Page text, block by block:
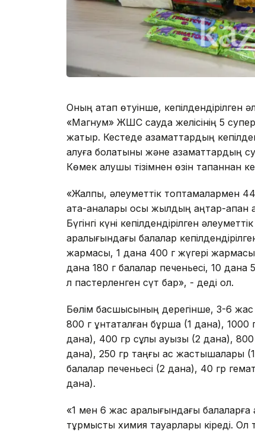
Оның атап өтуінше, кепілдендірілген
«Магнум» ЖШС сауда желісінің 5
жатыр. Кестеде азаматтардың
алуға болатыны және азаматтардың
Көмек алушы тізімнен өзін тапқаннан
«Жалпы, әлеуметтік топтамалармен
ата-аналары осы жылдың қаңтар-ақпан
Бүгінгі күні кепілдендірілген
аралығындағы балалар
жармасы, 1 дана 400 г жүгері жармасы,
дана 180 г балалар печеньесі, 10 дана
л пастерленген сүт бар», - деді ол.
Бөлім басшысының дерегінше, 3-6 жас
800 г ұнтақталған бұршақ (1 дана),
дана), 400 гр сұлы қауызы (2 дана),
дана), 250 гр таңғы ас жастықшалары
балалар печеньесі (2 дана), 40 гр
дана).
«1 мен 6 жас аралығындағы балаларға
тұрмыстық химия тауарлары кіреді. Ол